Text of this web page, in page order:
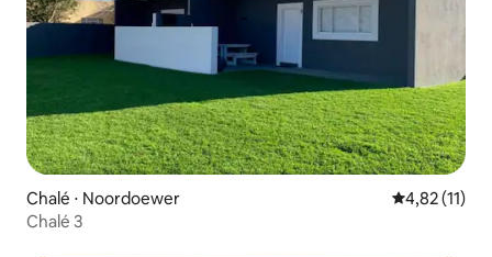
Chalé ⋅ Noordoewer 4,82 de uma
4,82 (11)
Chalé 3